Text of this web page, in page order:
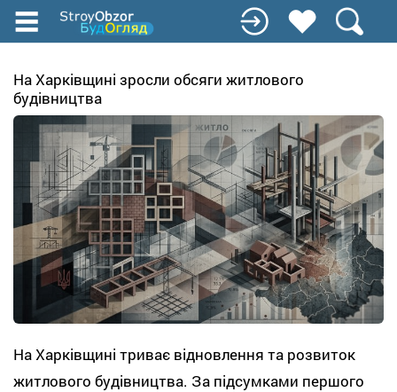
Перейти
до
вмісту
На Харківщині зросли обсяги житлового
будівництва
На Харківщині триває відновлення та розвиток
житлового будівництва. За підсумками першого